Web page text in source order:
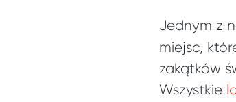
Jednym z
miejsc,
zakątków
Wszystkie